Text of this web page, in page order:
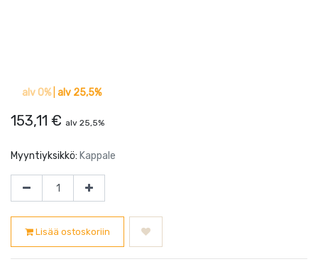
alv 0%| alv 25,5%
153,11 € alv 25,5%
Myyntiyksikkö: Kappale
Lisää ostoskoriin